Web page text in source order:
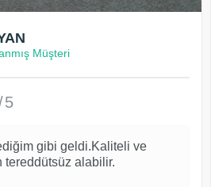
Müşteri
5
gibi geldi.Kaliteli ve
tereddütsüz alabilir.